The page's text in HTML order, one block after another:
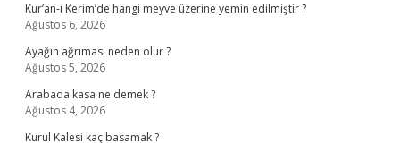
Kur’an-ı Kerim’de hangi meyve üzerine yemin edilmiştir ?
Ağustos 6, 2026
Ayağın ağrıması neden olur ?
Ağustos 5, 2026
Arabada kasa ne demek ?
Ağustos 4, 2026
Kurul Kalesi kaç basamak ?